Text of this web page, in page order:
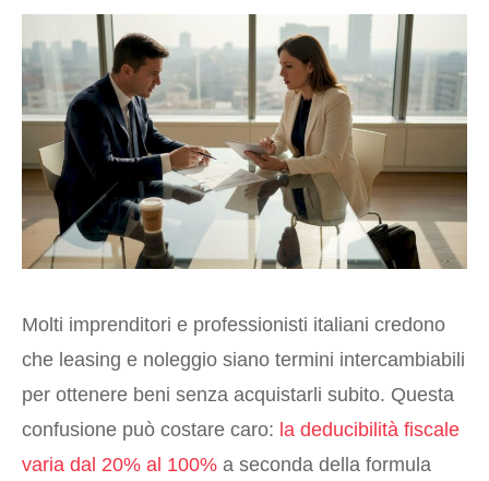
Molti imprenditori e professionisti italiani credono
che leasing e noleggio siano termini intercambiabili
per ottenere beni senza acquistarli subito. Questa
confusione può costare caro: la deducibilità fiscale
varia dal 20% al 100% a seconda della formula